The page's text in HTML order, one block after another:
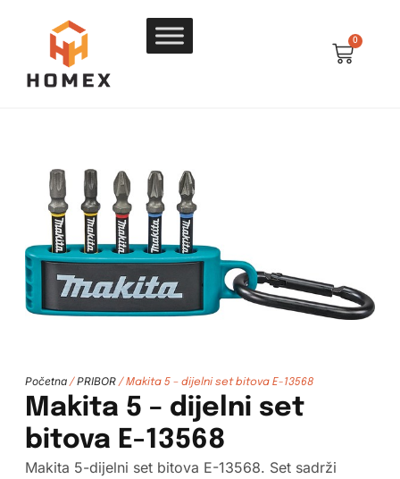
0
Početna/ PRIBOR/ Makita 5 – dijelni set bitova E-13568
Makita 5 – dijelni set
bitova E-13568
Makita 5-dijelni set bitova E-13568. Set sadrži